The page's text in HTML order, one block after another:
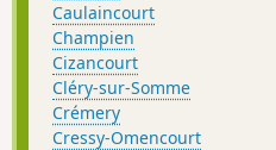
Caulaincourt
Champien
Cizancourt
Cléry-sur-Somme
Crémery
Cressy-Omencourt